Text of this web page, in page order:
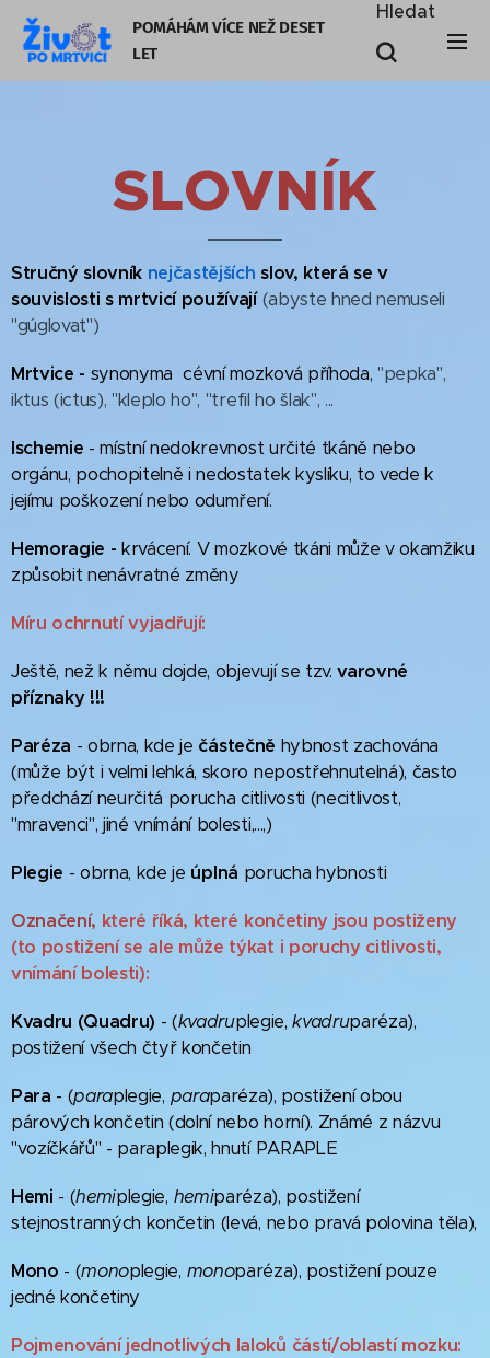
POMÁHÁM VÍCE NEŽ DESET
LET
Hledat
SLOVNÍK
Stručný slovník nejčastějších slov, která se v
souvislosti s mrtvicí používají (abyste hned nemuseli
"gúglovat")
Mrtvice - synonyma cévní mozková příhoda, "pepka",
iktus (ictus), "kleplo ho", "trefil ho šlak", ...
Ischemie - místní nedokrevnost určité tkáně nebo
orgánu, pochopitelně i nedostatek kyslíku, to vede k
jejímu poškození nebo odumření.
Hemoragie -krvácení. V mozkové tkáni může v okamžiku
způsobit nenávratné změny
Míru ochrnutí vyjadřují:
Ještě, než k němu dojde, objevují se tzv. varovné
příznaky !!!
Paréza - obrna, kde je částečně hybnost zachována
(může být i velmi lehká, skoro nepostřehnutelná), často
předchází neurčitá porucha citlivosti (necitlivost,
"mravenci", jiné vnímání bolesti,...,)
Plegie - obrna, kde je úplná porucha hybnosti
Označení, které říká, které končetiny jsou postiženy
(to postižení se ale může týkat i poruchy citlivosti,
vnímání bolesti):
Kvadru (Quadru) - (kvadruplegie,kvadruparéza),
postižení všech čtyř končetin
Para - (paraplegie, paraparéza), postižení obou
párových končetin (dolní nebo horní). Známé z názvu
"vozíčkářů" - paraplegik, hnutí PARAPLE
Hemi - (hemiplegie, hemiparéza), postižení
stejnostranných končetin (levá, nebo pravá polovina těla),
Mono - (monoplegie, monoparéza), postižení pouze
jedné končetiny
Pojmenování jednotlivých laloků částí/oblastí mozku: